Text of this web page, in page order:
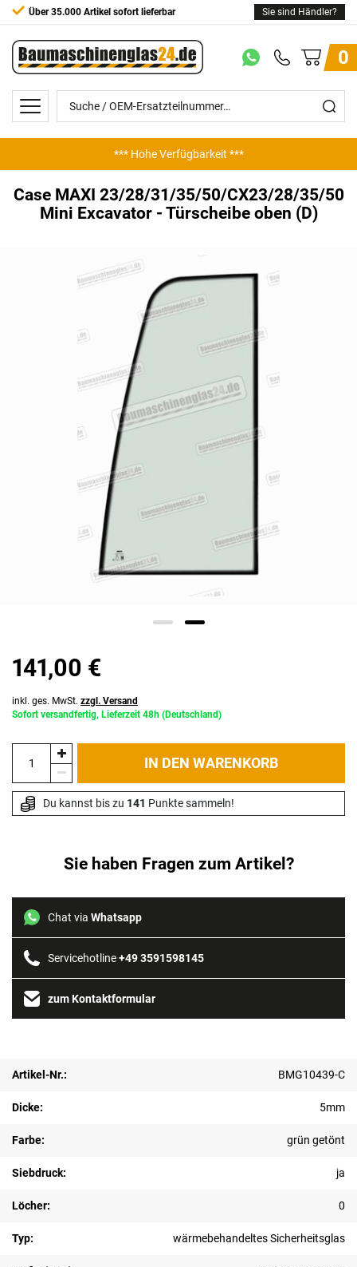
Über 35.000 Artikel sofort lieferbar Sie sind Händler?
0
*** Hohe Verfügbarkeit ***
Case MAXI 23/28/31/35/50/CX23/28/35/50
Mini Excavator - Türscheibe oben (D)
141,00 €
inkl. ges. MwSt. zzgl. Versand
Sofort versandfertig, Lieferzeit 48h (Deutschland)
IN DEN WARENKORB
Du kannst bis zu 141 Punkte sammeln!
Sie haben Fragen zum Artikel?
Chat via Whatsapp
Servicehotline+49 3591598145
zum Kontaktformular
Artikel-Nr.: BMG10439-C
Dicke: 5mm
Farbe: grün getönt
Siebdruck: ja
Löcher: 0
Typ: wärmebehandeltes Sicherheitsglas